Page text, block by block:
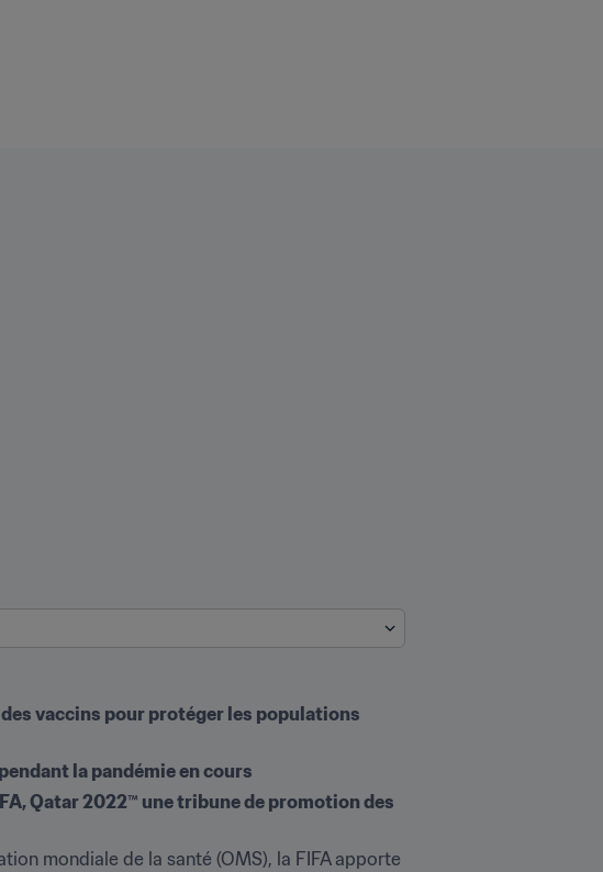
vaccins pour protéger les populations
la pandémie en cours
Qatar 2022™ une tribune de promotion des
mondiale de la santé (OMS), la FIFA apporte